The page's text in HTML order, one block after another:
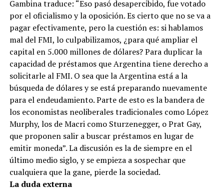
Gambina traduce: “Eso pasó desapercibido, fue votado
por el oficialismo y la oposición. Es cierto que no se va a
pagar efectivamente, pero la cuestión es: si hablamos
mal del FMI, lo culpabilizamos, ¿para qué ampliar el
capital en 5.000 millones de dólares? Para duplicar la
capacidad de préstamos que Argentina tiene derecho a
solicitarle al FMI. O sea que la Argentina está a la
búsqueda de dólares y se está preparando nuevamente
para el endeudamiento. Parte de esto es la bandera de
los economistas neoliberales tradicionales como López
Murphy, los de Macri como Sturzenegger, o Prat Gay,
que proponen salir a buscar préstamos en lugar de
emitir moneda”. La discusión es la de siempre en el
último medio siglo, y se empieza a sospechar que
cualquiera que la gane, pierde la sociedad.
La duda externa